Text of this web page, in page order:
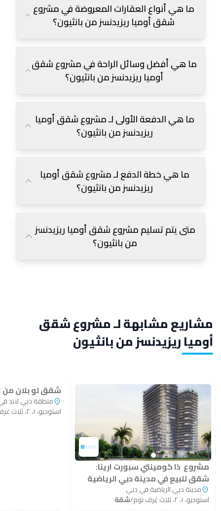
ما هي أنواع العقارات المعروضة في مشروع
شقق أوميا ريزيدنسز من بانثيون؟
ما هي أفضل وسائل الراحة في مشروع شقق
أوميا ريزيدنسز من بانثيون؟
ما هي الدفعة الأولى لـ مشروع شقق أوميا
ريزيدنسز من بانثيون؟
ما هي خطة الدفع لـ مشروع شقق أوميا
ريزيدنسز من بانثيون؟
متى يتم تسليم مشروع شقق أوميا ريزيدنسز
من بانثيون؟
مشاريع مشابهة لـ مشروع شقق
أوميا ريزيدنسز من بانثيون
مشروع ذا كومينتي سبورت ارينا:
شقق للبيع في مدينة دبي الرياضية
مدينة دبي الرياضية في دبي
استوديو، ١، ٢، ثلاث غرف نوم
/شقة
شقق لو بلان من
منطقة دبي لاند
استوديو، ١، ٢، ثلاث غرف نوم